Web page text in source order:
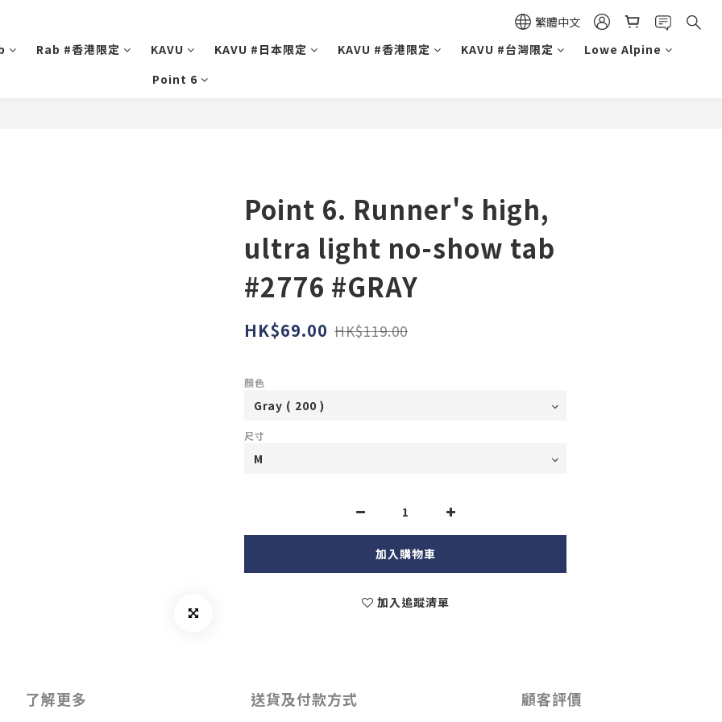
繁體中文
Rab #香港限定 KAVU KAVU #日本限定 KAVU #香港限定 KAVU #台灣限定
Lowe Alpine
Point 6
Point 6. Runner's high,
ultra light no-show tab
#2776 #GRAY
HK$69.00 HK$119.00
顏色
尺寸
加入購物車
加入追蹤清單
了解更多 送貨及付款方式 顧客評價